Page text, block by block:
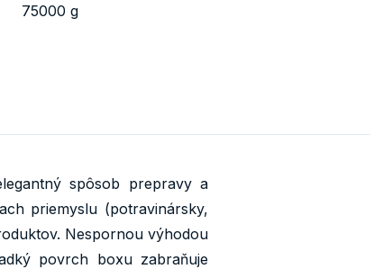
75000 g
spôsob prepravy a
priemyslu (potravinársky,
Nespornou výhodou
povrch boxu zabraňuje